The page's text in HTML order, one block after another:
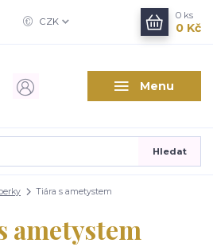
Menu
CZK
Hledat
0 ks
0 Kč
Tiára s ametystem
ametystem